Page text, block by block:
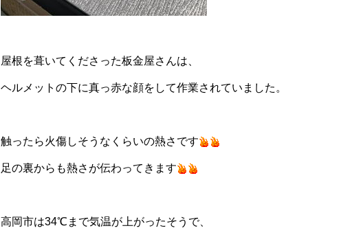
屋根を葺いてくださった板金屋さんは、
ヘルメットの下に真っ赤な顔をして作業されていました。
触ったら火傷しそうなくらいの熱さです
足の裏からも熱さが伝わってきます
高岡市は34℃まで気温が上がったそうで、